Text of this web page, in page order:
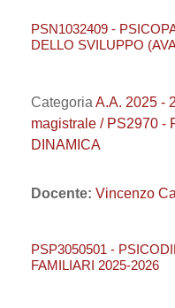
PSN1032409 -
DELLO SVILUPPO
Categoria A.A. 2025 -
magistrale / PS2970 -
DINAMICA
Docente: Vincenzo
PSP3050501 -
FAMILIARI 2025-2026